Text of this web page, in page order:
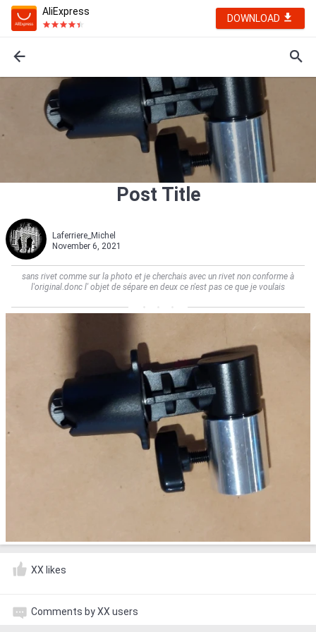
AliExpress
DOWNLOAD
Post Title
Laferriere_Michel
November 6, 2021
sans rivet comme sur la photo et je cherchais avec un rivet non conforme à
l'original.donc l' objet de sépare en deux ce n'est pas ce que je voulais
XX likes
Comments by XX users